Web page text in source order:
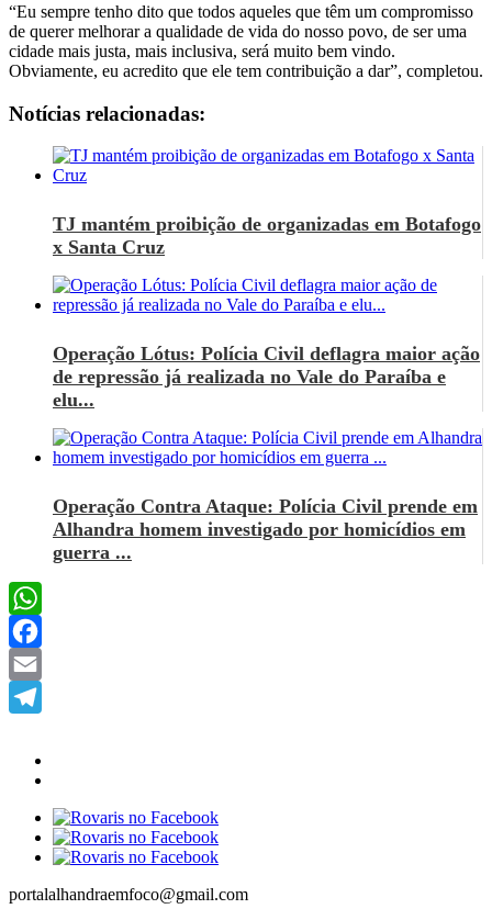
“Eu sempre tenho dito que todos aqueles que têm um compromisso
de querer melhorar a qualidade de vida do nosso povo, de ser uma
cidade mais justa, mais inclusiva, será muito bem vindo.
Obviamente, eu acredito que ele tem contribuição a dar”, completou.
Notícias relacionadas:
TJ mantém proibição de organizadas em Botafogo
x Santa Cruz
Operação Lótus: Polícia Civil deflagra maior ação
de repressão já realizada no Vale do Paraíba e
elu...
Operação Contra Ataque: Polícia Civil prende em
Alhandra homem investigado por homicídios em
guerra ...
WhatsApp
Facebook
Email
portalalhandraemfoco@gmail.com